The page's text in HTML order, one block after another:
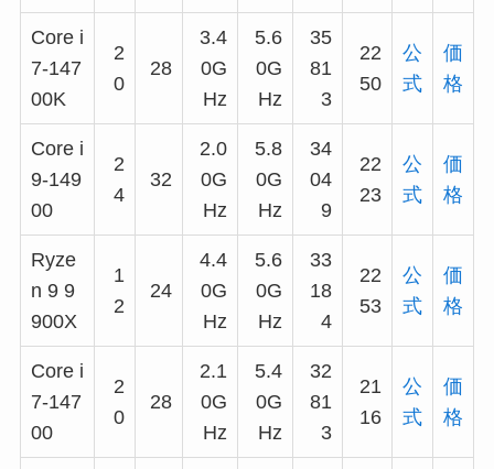
Core i
7-147
00K
2
0
28
3.4
0G
Hz
5.6
0G
Hz
35
81
3
22
50
公
式
価
格
Core i
9-149
00
2
4
32
2.0
0G
Hz
5.8
0G
Hz
34
04
9
22
23
公
式
価
格
Ryze
n 9 9
900X
1
2
24
4.4
0G
Hz
5.6
0G
Hz
33
18
4
22
53
公
式
価
格
Core i
7-147
00
2
0
28
2.1
0G
Hz
5.4
0G
Hz
32
81
3
21
16
公
式
価
格